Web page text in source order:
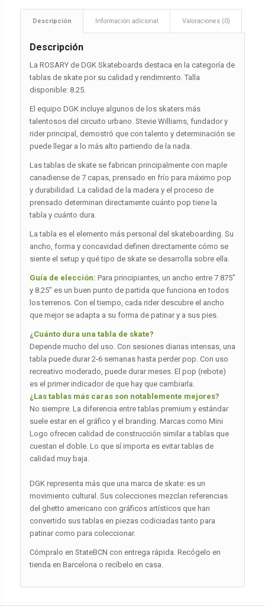
Descripción Información adicional Valoraciones (0)
Descripción
La ROSARY de DGK Skateboards destaca en la categoría de
tablas de skate por su calidad y rendimiento. Talla
disponible: 8.25.
El equipo DGK incluye algunos de los skaters más
talentosos del circuito urbano. Stevie Williams, fundador y
rider principal, demostró que con talento y determinación se
puede llegar a lo más alto partiendo de la nada.
Las tablas de skate se fabrican principalmente con maple
canadiense de 7 capas, prensado en frío para máximo pop
y durabilidad. La calidad de la madera y el proceso de
prensado determinan directamente cuánto pop tiene la
tabla y cuánto dura.
La tabla es el elemento más personal del skateboarding. Su
ancho, forma y concavidad definen directamente cómo se
siente el setup y qué tipo de skate se desarrolla sobre ella.
Guía de elección: Para principiantes, un ancho entre 7.875″
y 8.25″ es un buen punto de partida que funciona en todos
los terrenos. Con el tiempo, cada rider descubre el ancho
que mejor se adapta a su forma de patinar y a sus pies.
¿Cuánto dura una tabla de skate?
Depende mucho del uso. Con sesiones diarias intensas, una
tabla puede durar 2-6 semanas hasta perder pop. Con uso
recreativo moderado, puede durar meses. El pop (rebote)
es el primer indicador de que hay que cambiarla.
¿Las tablas más caras son notablemente mejores?
No siempre. La diferencia entre tablas premium y estándar
suele estar en el gráfico y el branding. Marcas como Mini
Logo ofrecen calidad de construcción similar a tablas que
cuestan el doble. Lo que sí importa es evitar tablas de
calidad muy baja.
DGK representa más que una marca de skate: es un
movimiento cultural. Sus colecciones mezclan referencias
del ghetto americano con gráficos artísticos que han
convertido sus tablas en piezas codiciadas tanto para
patinar como para coleccionar.
Cómpralo en StateBCN con entrega rápida. Recógelo en
tienda en Barcelona o recíbelo en casa.